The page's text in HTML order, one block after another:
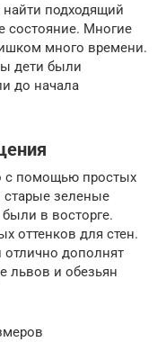
подходящий
состояние. Многие
много времени.
дети были
до начала
с помощью простых
зеленые
в восторге.
оттенков для стен.
дополнят
львов и обезьян